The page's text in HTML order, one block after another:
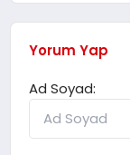
Yorum Yap
Ad Soyad: